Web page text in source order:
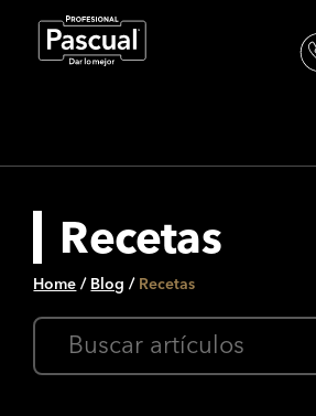
Recetas
Home / Blog / Recetas